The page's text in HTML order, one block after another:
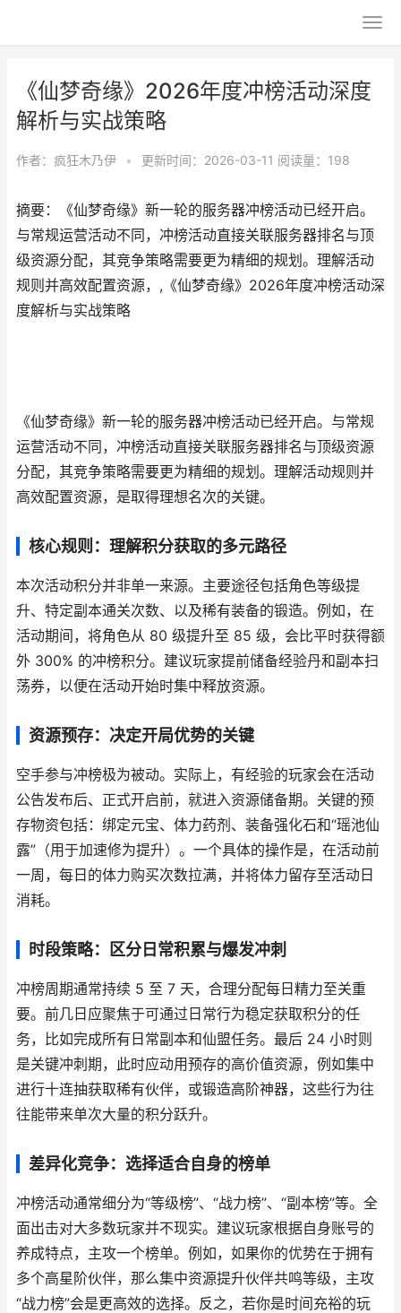
《仙梦奇缘》2026年度冲榜活动深度
解析与实战策略
作者： 疯狂木乃伊 • 更新时间：2026-03-11 阅读量：198
摘要：《仙梦奇缘》新一轮的服务器冲榜活动已经开启。
与常规运营活动不同，冲榜活动直接关联服务器排名与顶
级资源分配，其竞争策略需要更为精细的规划。理解活动
规则并高效配置资源，,《仙梦奇缘》2026年度冲榜活动深
度解析与实战策略
《仙梦奇缘》新一轮的服务器冲榜活动已经开启。与常规
运营活动不同，冲榜活动直接关联服务器排名与顶级资源
分配，其竞争策略需要更为精细的规划。理解活动规则并
高效配置资源，是取得理想名次的关键。
核心规则：理解积分获取的多元路径
本次活动积分并非单一来源。主要途径包括角色等级提
升、特定副本通关次数、以及稀有装备的锻造。例如，在
活动期间，将角色从 80 级提升至 85 级，会比平时获得额
外 300% 的冲榜积分。建议玩家提前储备经验丹和副本扫
荡券，以便在活动开始时集中释放资源。
资源预存：决定开局优势的关键
空手参与冲榜极为被动。实际上，有经验的玩家会在活动
公告发布后、正式开启前，就进入资源储备期。关键的预
存物资包括：绑定元宝、体力药剂、装备强化石和“瑶池仙
露”（用于加速修为提升）。一个具体的操作是，在活动前
一周，每日的体力购买次数拉满，并将体力留存至活动日
消耗。
时段策略：区分日常积累与爆发冲刺
冲榜周期通常持续 5 至 7 天，合理分配每日精力至关重
要。前几日应聚焦于可通过日常行为稳定获取积分的任
务，比如完成所有日常副本和仙盟任务。最后 24 小时则
是关键冲刺期，此时应动用预存的高价值资源，例如集中
进行十连抽获取稀有伙伴，或锻造高阶神器，这些行为往
往能带来单次大量的积分跃升。
差异化竞争：选择适合自身的榜单
冲榜活动通常细分为“等级榜”、“战力榜”、“副本榜”等。全
面出击对大多数玩家并不现实。建议玩家根据自身账号的
养成特点，主攻一个榜单。例如，如果你的优势在于拥有
多个高星阶伙伴，那么集中资源提升伙伴共鸣等级，主攻
“战力榜”会是更高效的选择。反之，若你是时间充裕的玩